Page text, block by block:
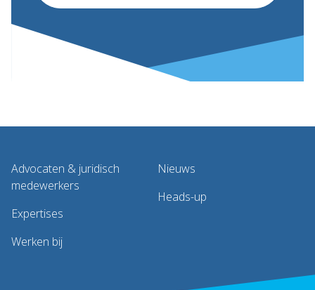
Advocaten & juridisch
medewerkers
Expertises
Werken bij
Nieuws
Heads-up